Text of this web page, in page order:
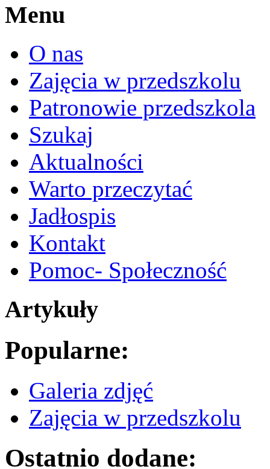
Menu
O nas
Zajęcia w przedszkolu
Patronowie przedszkola
Szukaj
Aktualności
Warto przeczytać
Jadłospis
Kontakt
Pomoc- Społeczność
Artykuły
Popularne:
Galeria zdjęć
Zajęcia w przedszkolu
Ostatnio dodane: